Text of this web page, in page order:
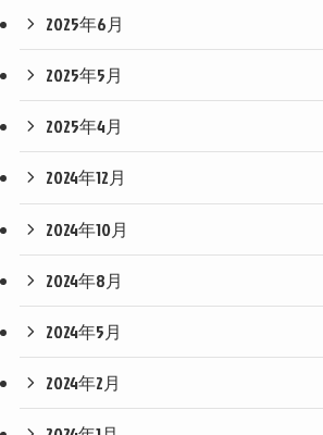
2025年6月
2025年5月
2025年4月
2024年12月
2024年10月
2024年8月
2024年5月
2024年2月